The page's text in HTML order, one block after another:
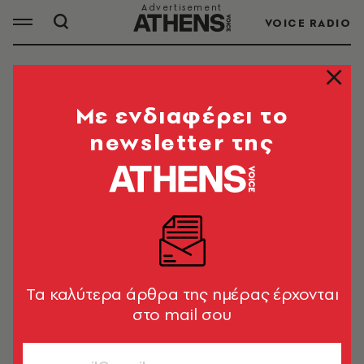
VOICE RADIO
ΑΝΩΤΑΤΟ ΔΙΚΑΣΤΗΡΙΟ
ΟΛΑ ΤΑ ΑΡΘΡΑ ΤΟΥ TAG
ΚΟΣΜΟΣ
μπλοκάρει τους περιορισμούς στη
χορήγηση χαπιών για την άμβλωση
Mε ενδιαφέρει το
newsletter της
Tα καλύτερα άρθρα της ημέρας έρχονται
στο mail σου